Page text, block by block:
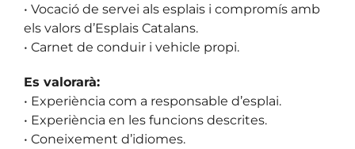
• Vocació de servei als esplais i compromís amb
els valors d’Esplais Catalans.
• Carnet de conduir i vehicle propi.
Es valorarà:
• Experiència com a responsable d’esplai.
• Experiència en les funcions descrites.
• Coneixement d’idiomes.